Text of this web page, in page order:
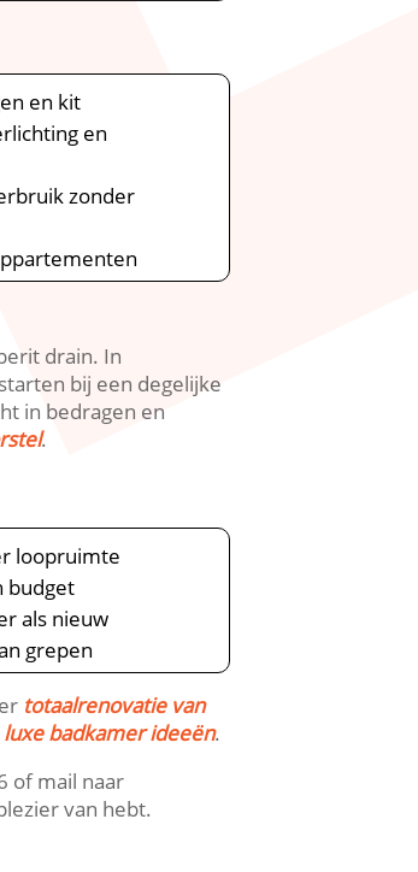
en kit
en
zonder
drain.​ In
bij een degelijke
in bedragen en
.​
loopruimte
budget
als nieuw
grepen
totaalrenovatie van
luxe badkamer ideeën.​
of mail naar
van hebt.​